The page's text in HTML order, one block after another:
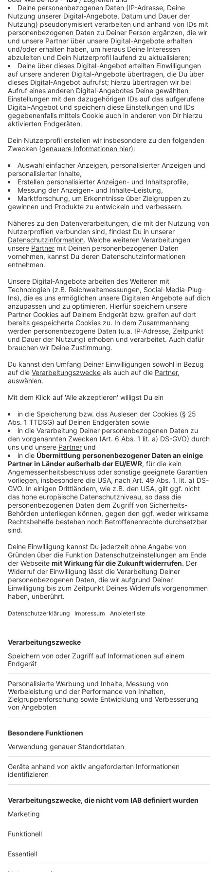
Anzeige
Die Unternehmensverbände NRW haben einen
umfassenden Forderungskatalog vorgelegt, aus dem
besonders drei Punkte hervorstechen:
An erster Stelle steht die Senkung und
Stabilisierung der Energiepreise. Gerade
energieintensive Branchen wie die Stahl-, Glas-
und Betonherstellung leiden unter den hohen
Unternehmensverbände NRW untragbar geworden
sind.
Ein weiterer kritischer Punkt ist die Forderung
nach einer Reduzierung von Steuern und Abgaben.
Die Unternehmen betonen, dass eine Entlastung
hier dringend notwendig ist, um die
fördern.
Der dritte zentrale Punkt betrifft den
Bürokratieabbau. Die Verbände schlagen vor, dass
mit der Einführung jedes neuen Gesetzes
werden sollten, um die regulatorische Last für
Unternehmen zu verringern.
Anzeige
©picture alliance/dpa | Sina Schuldt
Union und SPD haben sich in ersten
Sondierungsgesprächen darauf verständigt, viele
die Deutsche Bahn etwas mehr auf Vordermann
Anzeige
Reaktionen auf Koalitionspläne zur
Infrastrukturfinanzierung
Anzeige
Die Ankündigung der möglichen Koalitionspartner,
der maroden Infrastruktur aufnehmen zu wollen, wurde
grundsätzlich positiv aufgenommen. Investitionen in
Straßen, schnelles Internet und Verteidigung sind aus
Sicht der Wirtschaft essenziell. Allerdings heben die
Unternehmensverbände hervor
Rahmenbedingungen geschaffen werden müssen, die
Die Befürchtung ist, dass trotz verbesserter
Infrastruktur die Industrie nicht in der Lage sein
könnte, ausreichend zu wachsen und die notwendigen
Mittel zu erwirtschaften, um die neu aufgenommenen
Schulden zu bedienen. Die Unternehmerverbände
betonen, dass ohne eine signifikante Verbesserung der
wirtschaftlichen Rahmenbedingungen die langfristigen
Wirtschaftswachstums gefährdet sind.
Autoren: Joachim Schultheis & José Narciandi
Anzeige